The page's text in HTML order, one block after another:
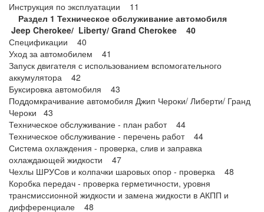
Инструкция по эксплуатации 11
Раздел 1 Техническое обслуживание автомобиля
Jeep Cherokee/ Liberty/ Grand Cherokee 40
Спецификации 40
Уход за автомобилем 41
Запуск двигателя с использованием вспомогательного
аккумулятора 42
Буксировка автомобиля 43
Поддомкрачивание автомобиля Джип Чероки/ Либерти/ Гранд
Чероки 43
Техническое обслуживание - план работ 44
Техническое обслуживание - перечень работ 44
Система охлаждения - проверка, слив и заправка
охлаждающей жидкости 47
Чехлы ШРУСов и колпачки шаровых опор - проверка 48
Коробка передач - проверка герметичности, уровня
трансмиссионной жидкости и замена жидкости в АКПП и
дифференциале 48